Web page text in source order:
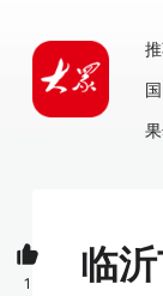
临
1